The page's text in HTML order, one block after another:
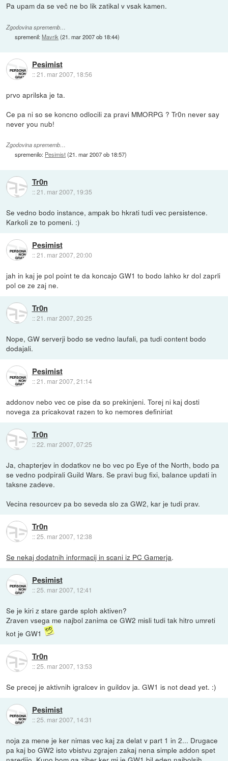
Pa upam da se več ne bo lik zatikal v vsak kamen.
Zgodovina sprememb…
spremenil:Mavrik (21. mar 2007 ob 18:44)
Pesimist
::21. mar 2007, 18:56
prvo aprilska je ta.
Ce pa ni so se koncno odlocili za pravi MMORPG ? Tr0n never say
never you nub!
Zgodovina sprememb…
spremenilo: Pesimist(21. mar 2007 ob 18:57)
Tr0n
::21. mar 2007, 19:35
Se vedno bodo instance, ampak bo hkrati tudi vec persistence.
Karkoli ze to pomeni. :)
Pesimist
::21. mar 2007, 20:00
jah in kaj je pol point te da koncajo GW1 to bodo lahko kr dol zaprli
pol ce ze zaj ne.
Tr0n
::21. mar 2007, 20:25
Nope, GW serverji bodo se vedno laufali, pa tudi content bodo
dodajali.
Pesimist
::21. mar 2007, 21:14
addonov nebo vec ce pise da so prekinjeni. Torej ni kaj dosti
novega za pricakovat razen to ko nemores definiriat
Tr0n
::22. mar 2007, 07:25
Ja, chapterjev in dodatkov ne bo vec po Eye of the North, bodo pa
se vedno podpirali Guild Wars. Se pravi bug fixi, balance updati in
taksne zadeve.
Vecina resourcev pa bo seveda slo za GW2, kar je tudi prav.
Tr0n
::25. mar 2007, 12:38
Se nekaj dodatnih informacij in scani iz PC Gamerja.
Pesimist
::25. mar 2007, 12:41
Se je kiri z stare garde sploh aktiven?
Zraven vsega me najbol zanima ce GW2 misli tudi tak hitro umreti
kot je GW1
Tr0n
::25. mar 2007, 13:53
Se precej je aktivnih igralcev in guildov ja. GW1 is not dead yet. :)
Pesimist
::25. mar 2007, 14:31
noja za mene je ker nimas vec kaj za delat v part 1 in 2... Drugace
pa kaj bo GW2 isto vbistvu zgrajen zakaj nena simple addon spet